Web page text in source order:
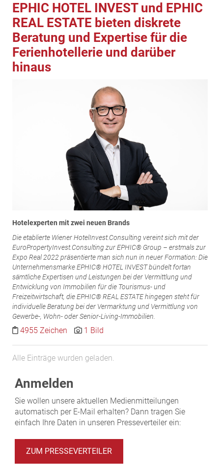
EPHIC HOTEL INVEST und EPHIC
REAL ESTATE bieten diskrete
Beratung und Expertise für die
Ferienhotellerie und darüber
hinaus
Hotelexperten mit zwei neuen Brands
Die etablierte Wiener HotelInvest.Consulting vereint sich mit der
EuroPropertyInvest.Consulting zur EPHIC® Group – erstmals zur
Expo Real 2022 präsentierte man sich nun in neuer Formation: Die
Unternehmensmarke EPHIC® HOTEL INVEST bündelt fortan
sämtliche Expertisen und Leistungen bei der Vermittlung und
Entwicklung von Immobilien für die Tourismus- und
Freizeitwirtschaft, die EPHIC® REAL ESTATE hingegen steht für
individuelle Beratung bei der Vermarktung und Vermittlung von
Gewerbe-, Wohn- oder Senior-Living-Immobilien.
4955 Zeichen 1 Bild
Alle Einträge wurden geladen.
Anmelden
Sie wollen unsere aktuellen Medienmitteilungen
automatisch per E-Mail erhalten? Dann tragen Sie
einfach Ihre Daten in unseren Presseverteiler ein:
ZUM PRESSEVERTEILER